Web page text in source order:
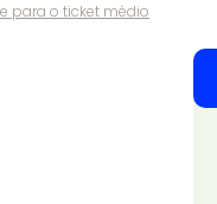
para o ticket médio